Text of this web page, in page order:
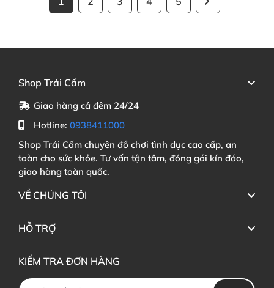
Shop Trái Cấm
Giao hàng cả đêm 24/24
Hotline: 0938411000
Shop Trái Cấm chuyên đồ chơi tình dục cao cấp, an
toàn cho sức khỏe. Tư vấn tận tâm, đóng gói kín đáo,
giao hàng toàn quốc.
VỀ CHÚNG TÔI
HỖ TRỢ
KIỂM TRA ĐƠN HÀNG